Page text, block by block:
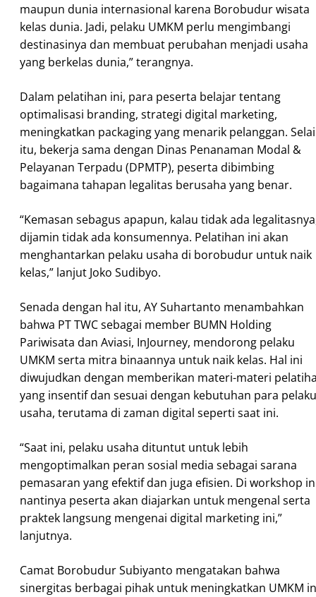
maupun dunia internasional karena Borobudur wisata
kelas dunia. Jadi, pelaku UMKM perlu mengimbangi
destinasinya dan membuat perubahan menjadi usaha
yang berkelas dunia,” terangnya.
Dalam pelatihan ini, para peserta belajar tentang
optimalisasi branding, strategi digital marketing,
meningkatkan packaging yang menarik pelanggan.
itu, bekerja sama dengan Dinas Penanaman Modal &
Pelayanan Terpadu (DPMTP), peserta dibimbing
bagaimana tahapan legalitas berusaha yang benar.
“Kemasan sebagus apapun, kalau tidak ada
dijamin tidak ada konsumennya. Pelatihan ini akan
menghantarkan pelaku usaha di borobudur untuk naik
kelas,” lanjut Joko Sudibyo.
Senada dengan hal itu, AY Suhartanto menambahkan
bahwa PT TWC sebagai member BUMN Holding
Pariwisata dan Aviasi, InJourney, mendorong pelaku
UMKM serta mitra binaannya untuk naik kelas. Hal ini
diwujudkan dengan memberikan materi-materi
yang insentif dan sesuai dengan kebutuhan para pelaku
usaha, terutama di zaman digital seperti saat ini.
“Saat ini, pelaku usaha dituntut untuk lebih
mengoptimalkan peran sosial media sebagai sarana
pemasaran yang efektif dan juga efisien. Di workshop
nantinya peserta akan diajarkan untuk mengenal serta
praktek langsung mengenai digital marketing ini,”
lanjutnya.
Camat Borobudur Subiyanto mengatakan bahwa
sinergitas berbagai pihak untuk meningkatkan UMKM